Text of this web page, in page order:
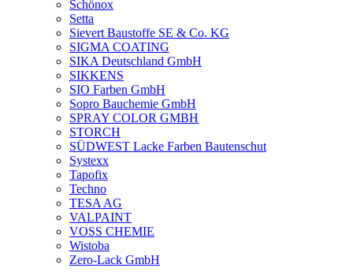
Schönox
Setta
Sievert Baustoffe SE & Co. KG
SIGMA COATING
SIKA Deutschland GmbH
SIKKENS
SIO Farben GmbH
Sopro Bauchemie GmbH
SPRAY COLOR GMBH
STORCH
SÜDWEST Lacke Farben Bautenschut
Systexx
Tapofix
Techno
TESA AG
VALPAINT
VOSS CHEMIE
Wistoba
Zero-Lack GmbH